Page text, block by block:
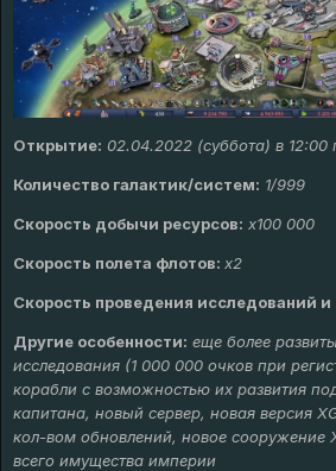
Открытие: 02.04.2022 (суббота) в
Количество галактик/систем: 1/999
Скорость добычи ресурсов: x100 000
Скорость полета флотов: x2
Скорость проведения исследований и
Другие особенности: еще более
исследования (1 000 000 очков при
корабли с возможностью их развития
капитана, новый сервер, новая версия
кол-вом обновлений, новое сооружение
всего имущества империи